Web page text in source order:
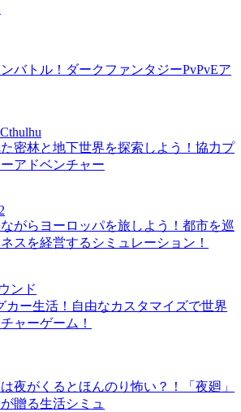
バトル！ダークファンタジーPvPvEア
密林と地下世界を探索しよう！協力プ
アドベンチャー
がらヨーロッパを旅しよう！都市を巡
スを経営するシミュレーション！
ンド
カー生活！自由なカスタマイズで世界
ャーゲーム！
夜がくるとほんのり怖い？！「夜廻」
贈る生活シミュ